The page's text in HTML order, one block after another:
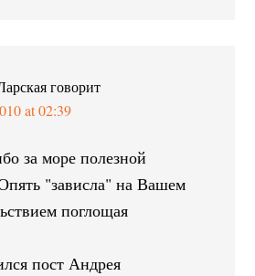
говорит
at 02:39
за море полезной
"зависла" на Вашем
поглощая
пост Андрея